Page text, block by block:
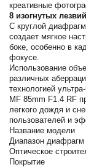
креативные
8 изогнутых
С круглой
создает мягкое
боке, особенно в
фокусе.
Использование
различных
технологией
MF 85mm F1.4 RF
легкого дождя и
пользователей и
Название
Диапазон
Оптическое
Покрытие